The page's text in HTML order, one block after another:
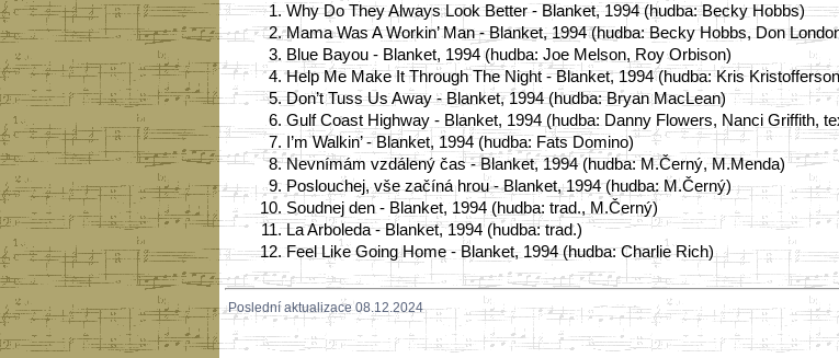
1. Why Do They Always Look Better - Blanket, 1994 (hudba: Becky Hobbs)
2. Mama Was A Workin’ Man - Blanket, 1994 (hudba: Becky Hobbs, Don
3. Blue Bayou - Blanket, 1994 (hudba: Joe Melson, Roy Orbison)
4. Help Me Make It Through The Night - Blanket, 1994 (hudba: Kris
5. Don’t Tuss Us Away - Blanket, 1994 (hudba: Bryan MacLean)
6. Gulf Coast Highway - Blanket, 1994 (hudba: Danny Flowers, Nanci Griffith,
7.
I’m Walkin’ - Blanket, 1994 (hudba: Fats Domino)
8. Nevnímám vzdálený čas - Blanket, 1994 (hudba: M.Černý, M.Menda)
9. Poslouchej, vše začíná hrou - Blanket, 1994 (hudba: M.Černý)
10. Soudnej den - Blanket, 1994 (hudba: trad., M.Černý)
11. La Arboleda - Blanket, 1994 (hudba: trad.)
12. Feel Like Going Home - Blanket, 1994 (hudba: Charlie Rich)
Poslední aktualizace 08.12.2024